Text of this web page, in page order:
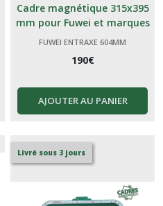
Cadre magnétique 315x395
mm pour Fuwei et marques
génériques Chinoises
FUWEI ENTRAXE 604MM
190€
AJOUTER AU PANIER
Livré sous 3 jours